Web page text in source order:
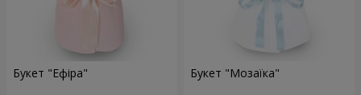
Букет "Ефіра" Букет "Мозаїка"